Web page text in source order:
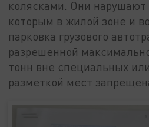
колясками. Они
которым в жилой зоне и
парковка грузового
разрешенной
тонн вне специальных
разметкой мест